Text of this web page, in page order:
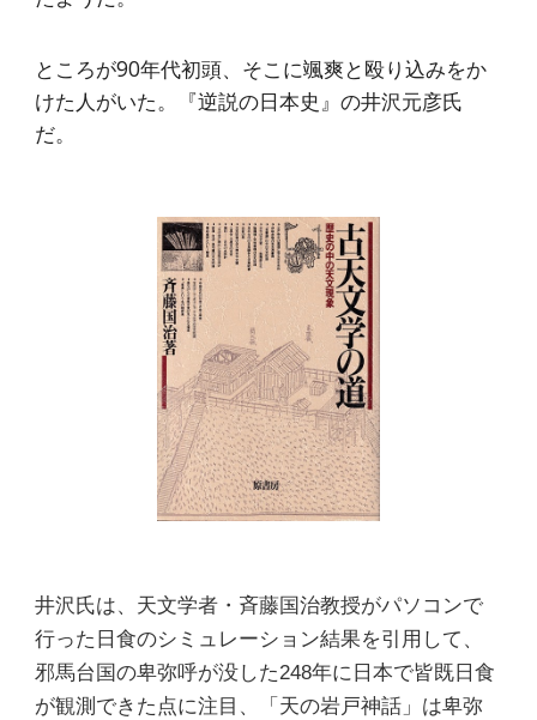
ところが90年代初頭、そこに颯爽と殴り込みをか
けた人がいた。『逆説の日本史』の井沢元彦氏
だ。
井沢氏は、天文学者・斉藤国治教授がパソコンで
行った日食のシミュレーション結果を引用して、
邪馬台国の卑弥呼が没した248年に日本で皆既日食
が観測できた点に注目、「天の岩戸神話」は卑弥